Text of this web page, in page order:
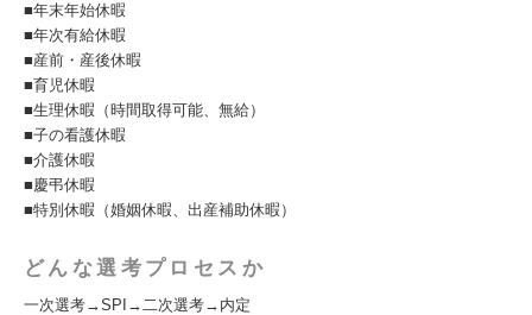
■年末年始休暇
■年次有給休暇
■産前・産後休暇
■育児休暇
■生理休暇（時間取得可能、無給）
■子の看護休暇
■介護休暇
■慶弔休暇
■特別休暇（婚姻休暇、出産補助休暇）
どんな選考プロセスか
一次選考→SPI→二次選考→内定